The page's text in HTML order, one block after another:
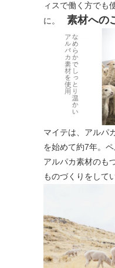
ィスで働く方でも
に。 素材への
マイテは、アルパ
を始めて約7年。
アルパカ素材のも
ものづくりをして